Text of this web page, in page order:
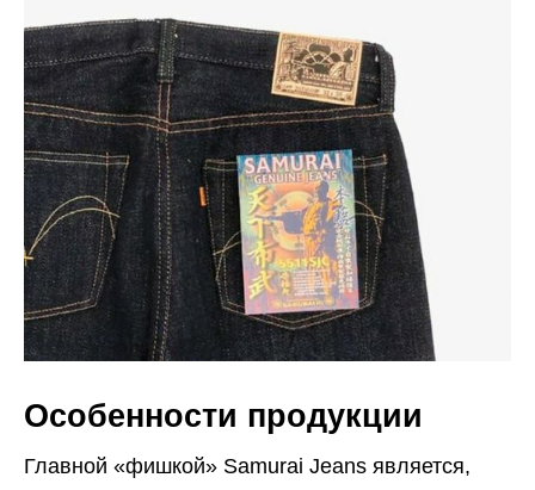
Особенности продукции
Главной «фишкой» Samurai Jeans является,